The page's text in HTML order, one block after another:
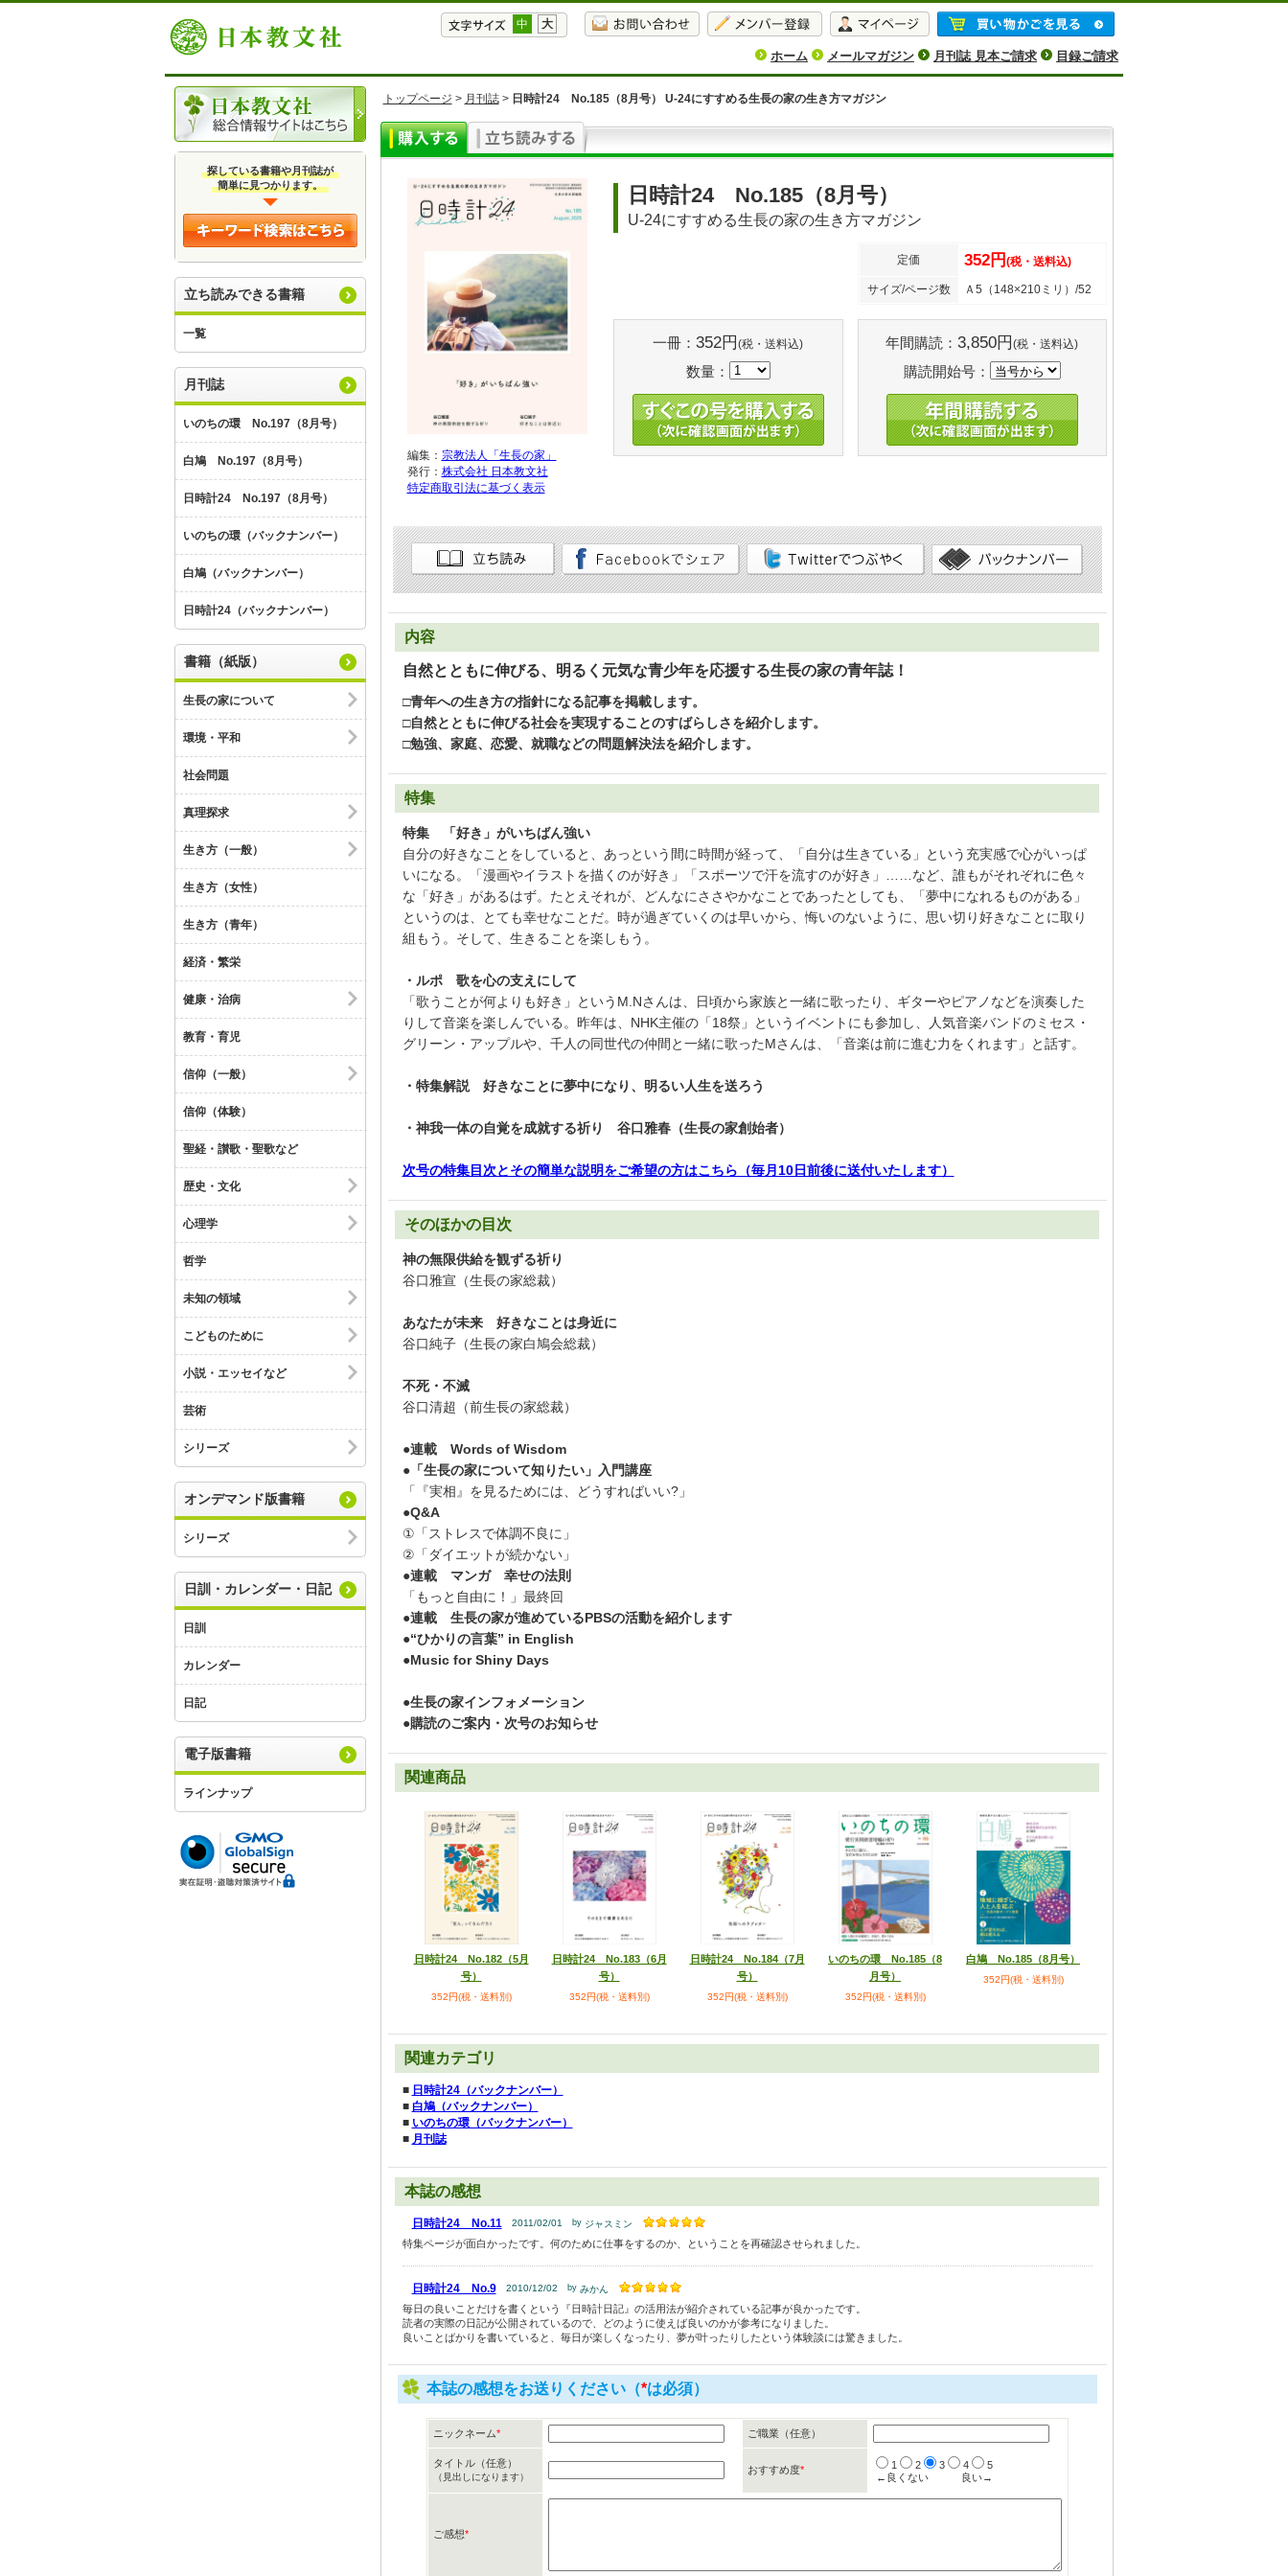
中 大
ホーム メールマガジン 月刊誌 見本ご請求 目録ご請求
探している書籍や月刊誌が
簡単に見つかります。
立ち読みできる書籍
一覧
月刊誌
いのちの環 No.197（8月号）
白鳩 No.197（8月号）
日時計24 No.197（8月号）
いのちの環（バックナンバー）
白鳩（バックナンバー）
日時計24（バックナンバー）
書籍（紙版）
生長の家について
環境・平和
社会問題
真理探求
生き方（一般）
生き方（女性）
生き方（青年）
経済・繁栄
健康・治病
教育・育児
信仰（一般）
信仰（体験）
聖経・讃歌・聖歌など
歴史・文化
心理学
哲学
未知の領域
こどものために
小説・エッセイなど
芸術
シリーズ
オンデマンド版書籍
シリーズ
日訓・カレンダー・日記
日訓
カレンダー
日記
電子版書籍
ラインナップ
トップページ > 月刊誌> 日時計24 No.185（8月号） U-24にすすめる生長の家の生き方マガジン
編集： 宗教法人「生長の家」
発行： 株式会社 日本教文社
特定商取引法に基づく表示
日時計24 No.185（8月号）
U-24にすすめる生長の家の生き方マガジン
定価 352円 (税・送料込)
サイズ/ページ数 Ａ5（148×210ミリ）/52
一冊： 352円 (税・送料込)
数量：
年間購読： 3,850円 (税・送料込)
購読開始号：
内容
自然とともに伸びる、明るく元気な青少年を応援する生長の家の青年誌！
□青年への生き方の指針になる記事を掲載します。
□自然とともに伸びる社会を実現することのすばらしさを紹介します。
□勉強、家庭、恋愛、就職などの問題解決法を紹介します。
特集
特集 「好き」がいちばん強い
自分の好きなことをしていると、あっという間に時間が経って、「自分は生きている」という充実感で心がいっぱ
いになる。「漫画やイラストを描くのが好き」「スポーツで汗を流すのが好き」……など、誰もがそれぞれに色々
な「好き」があるはず。たとえそれが、どんなにささやかなことであったとしても、「夢中になれるものがある」
というのは、とても幸せなことだ。時が過ぎていくのは早いから、悔いのないように、思い切り好きなことに取り
組もう。そして、生きることを楽しもう。
・ルポ 歌を心の支えにして
「歌うことが何よりも好き」というM.Nさんは、日頃から家族と一緒に歌ったり、ギターやピアノなどを演奏した
りして音楽を楽しんでいる。昨年は、NHK主催の「18祭」というイベントにも参加し、人気音楽バンドのミセス・
グリーン・アップルや、千人の同世代の仲間と一緒に歌ったMさんは、「音楽は前に進む力をくれます」と話す。
・特集解説 好きなことに夢中になり、明るい人生を送ろう
・神我一体の自覚を成就する祈り 谷口雅春（生長の家創始者）
次号の特集目次とその簡単な説明をご希望の方はこちら（毎月10日前後に送付いたします）
そのほかの目次
神の無限供給を観ずる祈り
谷口雅宣（生長の家総裁）
あなたが未来 好きなことは身近に
谷口純子（生長の家白鳩会総裁）
不死・不滅
谷口清超（前生長の家総裁）
●連載 Words of Wisdom
●「生長の家について知りたい」入門講座
「『実相』を見るためには、どうすればいい?」
●Q&A
①「ストレスで体調不良に」
②「ダイエットが続かない」
●連載 マンガ 幸せの法則
「もっと自由に！」最終回
●連載 生長の家が進めているPBSの活動を紹介します
●“ひかりの言葉” in English
●Music for Shiny Days
●生長の家インフォメーション
●購読のご案内・次号のお知らせ
関連商品
日時計24 No.182（5月
号）
352円(税・送料別)
日時計24 No.183（6月
号）
352円(税・送料別)
日時計24 No.184（7月
号）
352円(税・送料別)
いのちの環 No.185（8
月号）
352円(税・送料別)
白鳩 No.185（8月号）
352円(税・送料別)
関連カテゴリ
■ 日時計24（バックナンバー）
■ 白鳩（バックナンバー）
■ いのちの環（バックナンバー）
■ 月刊誌
本誌の感想
日時計24 No.11 2011/02/01 by ジャスミン
特集ページが面白かったです。何のために仕事をするのか、ということを再確認させられました。
日時計24 No.9 2010/12/02 by みかん
毎日の良いことだけを書くという『日時計日記』の活用法が紹介されている記事が良かったです。
読者の実際の日記が公開されているので、どのように使えば良いのかが参考になりました。
良いことばかりを書いていると、毎日が楽しくなったり、夢が叶ったりしたという体験談には驚きました。
本誌の感想をお送りください（*は必須）
ニックネーム* ご職業（任意）
タイトル（任意）
（見出しになります）
おすすめ度* 1 2 3 4
5
←良くない
良い→
ご感想*